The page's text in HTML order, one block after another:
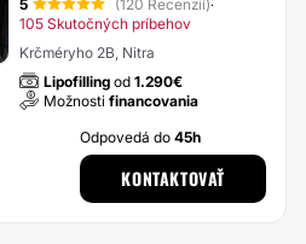
5 (120 Recenzií)·
105 Skutočných príbehov
Krčméryho 2B, Nitra
Lipofilling od 1.290€
Možnosti financovania
Odpovedá do45h
KONTAKTOVAŤ